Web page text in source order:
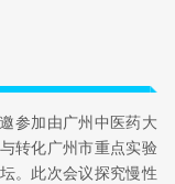
参加由广州中医药大
转化广州市重点实验
。此次会议探究慢性